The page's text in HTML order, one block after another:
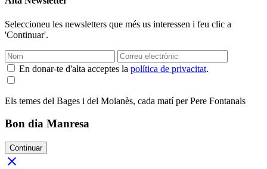
Seleccioneu les newsletters que més us interessen i feu clic a
'Continuar'.
En donar-te d'alta acceptes la política de privacitat.
Els temes del Bages i del Moianès, cada matí per Pere Fontanals
Bon dia Manresa
Continuar
close